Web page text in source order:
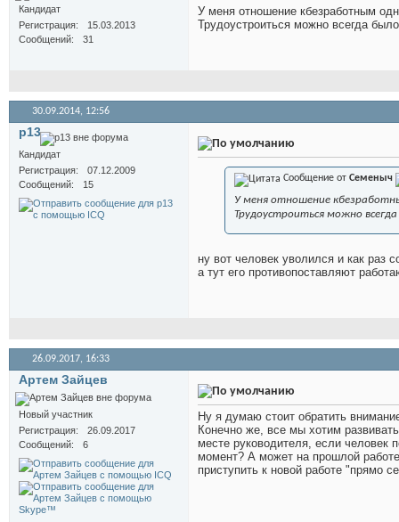
Кандидат
Регистрация
15.03.2013
Сообщений
31
У меня отношение кбезработным
Трудоустроиться можно всегда
30.09.2014, 12:56
p13
Кандидат
Регистрация
07.12.2009
Сообщений
15
Сообщение от Семеныч
У меня отношение
Трудоустроиться можно
ну вот человек уволился и как раз
а тут его противопоставляют
26.09.2017, 16:33
Артем Зайцев
Новый участник
Регистрация
26.09.2017
Сообщений
6
Ну я думаю стоит обратить
Конечно же, все мы хотим
месте руководителя, если человек
момент? А может на прошлой
приступить к новой работе "прямо